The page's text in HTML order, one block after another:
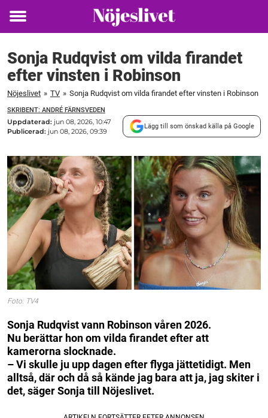
Toggle
Sonja Rudqvist om vilda firandet
efter vinsten i Robinson
Nöjeslivet » TV » Sonja Rudqvist om vilda firandet efter vinsten i Robinson
SKRIBENT: ANDRÉ FÄRNSVEDEN
Uppdaterad: jun 08, 2026, 10:47
Publicerad: jun 08, 2026, 09:39
Lägg till som önskad källa på Google
Foto: TV4
Sonja Rudqvist vann Robinson våren 2026.
Nu berättar hon om vilda firandet efter att
kamerorna slocknade.
– Vi skulle ju upp dagen efter flyga jättetidigt. Men
alltså, där och då så kände jag bara att ja, jag skiter i
det, säger Sonja till Nöjeslivet.